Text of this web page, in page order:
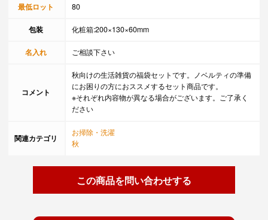
最低ロット 80
包装 化粧箱:200×130×60mm
名入れ ご相談下さい
コメント
秋向けの生活雑貨の福袋セットです。ノベルティの準備
にお困りの方におススメするセット商品です。
※それぞれ内容物が異なる場合がございます。ご了承く
ださい
関連カテゴリ
お掃除・洗濯
秋
この商品を問い合わせする